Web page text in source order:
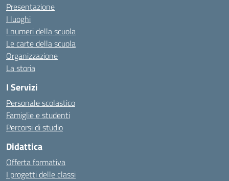
Presentazione
I luoghi
I numeri della scuola
Le carte della scuola
Organizzazione
La storia
I Servizi
Personale scolastico
Famiglie e studenti
Percorsi di studio
Didattica
Offerta formativa
I progetti delle classi